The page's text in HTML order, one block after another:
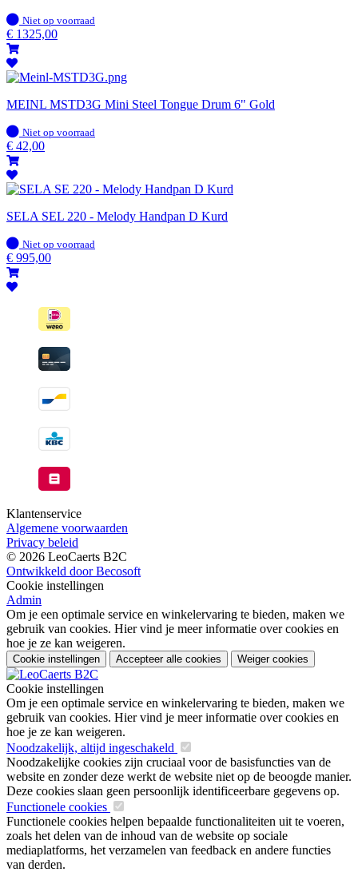
Op
voorraad
Niet op voorraad
€ 1325,00
MEINL MSTD3G Mini Steel Tongue Drum 6" Gold
Op
voorraad
Niet op voorraad
€ 42,00
SELA SEL 220 - Melody Handpan D Kurd
Op
voorraad
Niet op voorraad
€ 995,00
Klantenservice
Algemene voorwaarden
Privacy beleid
© 2026 LeoCaerts B2C
Ontwikkeld door Becosoft
Cookie instellingen
Admin
Om je een optimale service en winkelervaring te bieden, maken we
gebruik van cookies. Hier vind je meer informatie over cookies en
hoe je ze kan weigeren.
Cookie instellingen Accepteer alle cookies Weiger cookies
Cookie instellingen
Om je een optimale service en winkelervaring te bieden, maken we
gebruik van cookies. Hier vind je meer informatie over cookies en
hoe je ze kan weigeren.
Noodzakelijk, altijd ingeschakeld
Noodzakelijke cookies zijn cruciaal voor de basisfuncties van de
website en zonder deze werkt de website niet op de beoogde manier.
Deze cookies slaan geen persoonlijk identificeerbare gegevens op.
Functionele cookies
Functionele cookies helpen bepaalde functionaliteiten uit te voeren,
zoals het delen van de inhoud van de website op sociale
mediaplatforms, het verzamelen van feedback en andere functies
van derden.